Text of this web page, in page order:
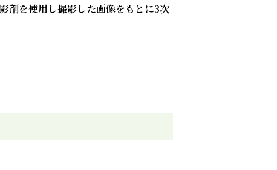
剤を使用し撮影した画像をもとに3次